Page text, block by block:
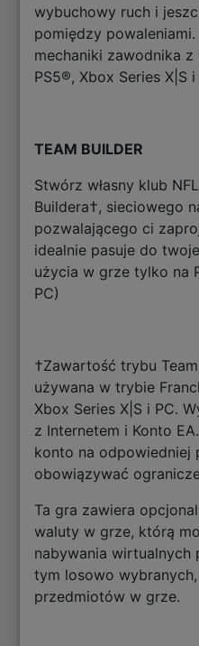
wybuchowy ruch i
pomiędzy
mechaniki zawodnika
PS5®, Xbox Series X|S i
TEAM BUILDER
Stwórz własny klub
Buildera†, sieciowego
pozwalającego ci
idealnie pasuje do
użycia w grze tylko na
PC)
†Zawartość trybu
używana w trybie
Xbox Series X|S i PC.
z Internetem i Konto
konto na odpowiedniej
obowiązywać
Ta gra zawiera
waluty w grze, którą
nabywania
tym losowo
przedmiotów w grze.